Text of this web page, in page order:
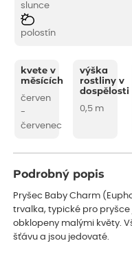
slunce
polostín
kvete v
měsících
červen
-
červenec
výška
rostliny v
dospělosti
0,5 m
Podrobný popis
Pryšec Baby Charm
trvalka, typické pro pryšce
obklopeny malými květy.
šťávu a jsou jedovaté.